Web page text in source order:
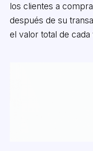
los clientes a
después de su
el valor total de cada